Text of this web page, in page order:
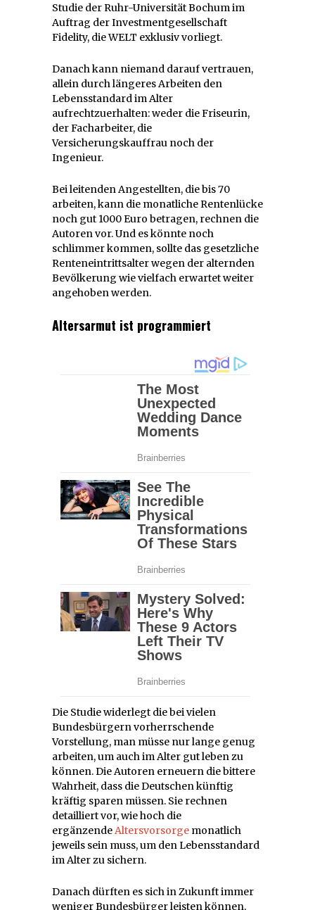
Studie der Ruhr-Universität Bochum im
Auftrag der Investmentgesellschaft
Fidelity, die WELT exklusiv vorliegt.
Danach kann niemand darauf vertrauen,
allein durch längeres Arbeiten den
Lebensstandard im Alter
aufrechtzuerhalten: weder die Friseurin,
der Facharbeiter, die
Versicherungskauffrau noch der
Ingenieur.
Bei leitenden Angestellten, die bis 70
arbeiten, kann die monatliche Rentenlücke
noch gut 1000 Euro betragen, rechnen die
Autoren vor. Und es könnte noch
schlimmer kommen, sollte das gesetzliche
Renteneintrittsalter wegen der alternden
Bevölkerung wie vielfach erwartet weiter
angehoben werden.
Altersarmut ist programmiert
Die Studie widerlegt die bei vielen
Bundesbürgern vorherrschende
Vorstellung, man müsse nur lange genug
arbeiten, um auch im Alter gut leben zu
können. Die Autoren erneuern die bittere
Wahrheit, dass die Deutschen künftig
kräftig sparen müssen. Sie rechnen
detailliert vor, wie hoch die
ergänzendeAltersvorsorge monatlich
jeweils sein muss, um den Lebensstandard
im Alter zu sichern.
Danach dürften es sich in Zukunft immer
weniger Bundesbürger leisten können,